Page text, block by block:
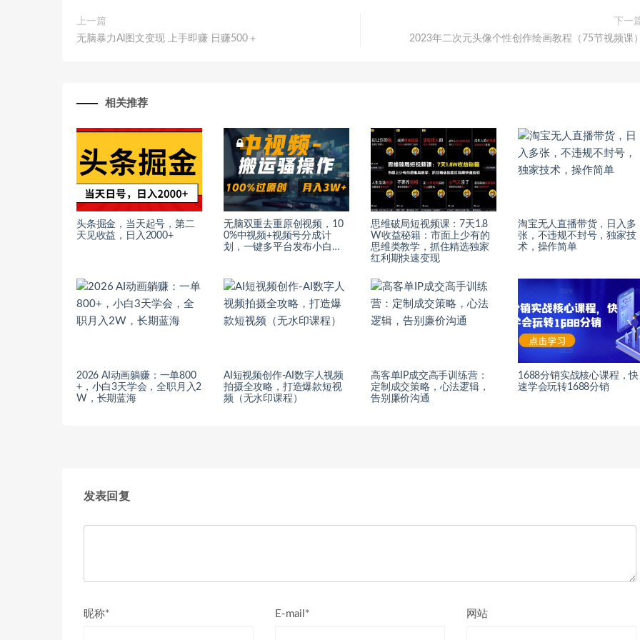
上一篇
无脑暴力Al图文变现 上手即赚 日赚500＋
下一
2023年二次元头像个性创作绘画教程（75节视频课
相关推荐
头条掘金，当天起号，第二
天见收益，日入2000+
无脑双重去重原创视频，10
0%中视频+视频号分成计
划，一键多平台发布小白…
思维破局短视频课：7天1.8
W收益秘籍：市面上少有的
思维类教学，抓住精选独家
红利期快速变现
淘宝无人直播带货，日入多
张，不违规不封号，独家技
术，操作简单
2026 AI动画躺赚：一单800
+，小白3天学会，全职月入2
W，长期蓝海
AI短视频创作-AI数字人视频
拍摄全攻略，打造爆款短视
频（无水印课程）
高客单IP成交高手训练营：
定制成交策略，心法逻辑，
告别廉价沟通
1688分销实战核心课程，快
速学会玩转1688分销
发表回复
昵称* E-mail* 网站